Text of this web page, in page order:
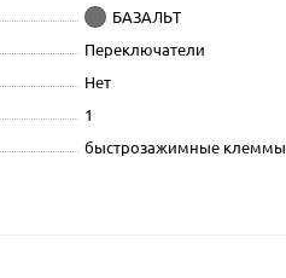
БАЗАЛЬТ
Переключатели
Нет
1
быстрозажимные клеммы